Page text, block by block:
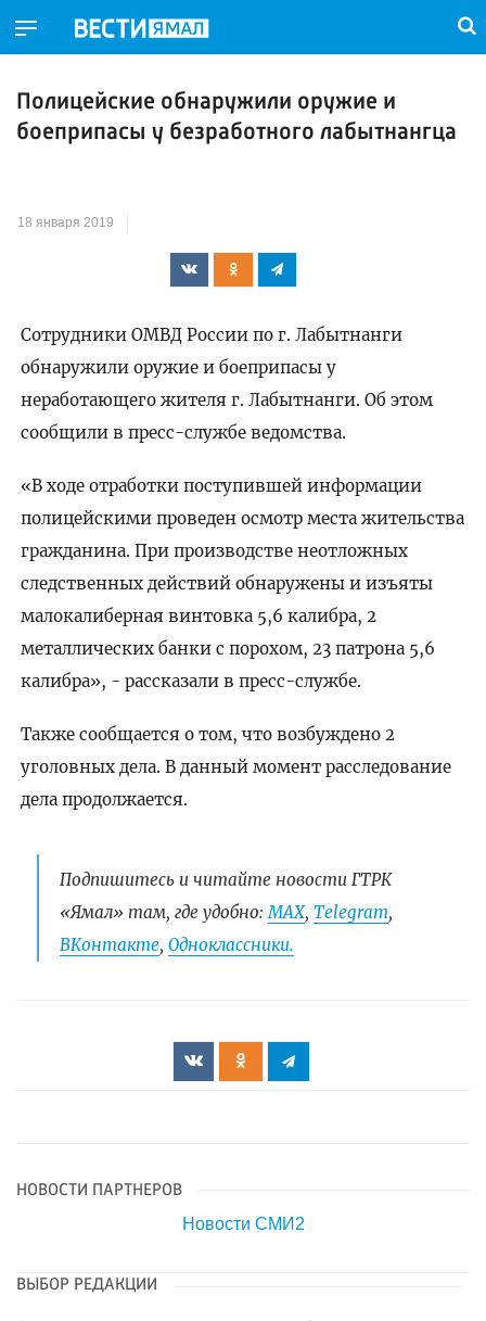
Полицейские обнаружили оружие и
боеприпасы у безработного лабытнангца
18 января 2019
Сотрудники ОМВД России по г. Лабытнанги
обнаружили оружие и боеприпасы у
неработающего жителя г. Лабытнанги. Об этом
сообщили в пресс-службе ведомства.
«В ходе отработки поступившей информации
полицейскими проведен осмотр места жительства
гражданина. При производстве неотложных
следственных действий обнаружены и изъяты
малокалиберная винтовка 5,6 калибра, 2
металлических банки с порохом, 23 патрона 5,6
калибра», - рассказали в пресс-службе.
Также сообщается о том, что возбуждено 2
уголовных дела. В данный момент расследование
дела продолжается.
Подпишитесь и читайте новости ГТРК
«Ямал» там, где удобно:МАХ, Telegram,
ВКонтакте, Одноклассники.
НОВОСТИ ПАРТНЕРОВ
Новости СМИ2
ВЫБОР РЕДАКЦИИ